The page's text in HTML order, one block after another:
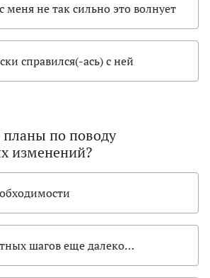
меня не так сильно это волнует
справился(-ась) с ней
по поводу
изменений?
шагов еще далеко…